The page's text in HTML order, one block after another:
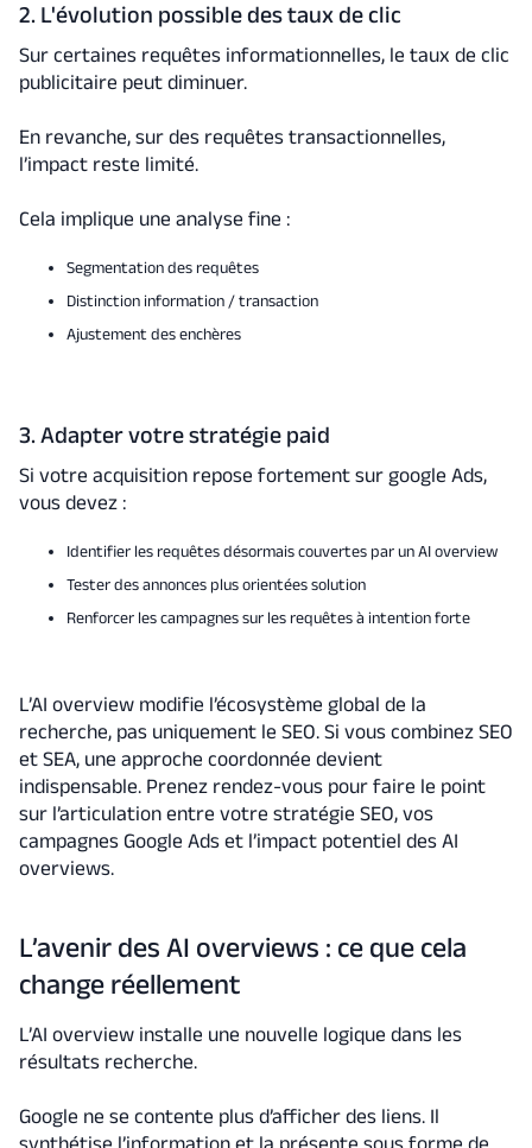
2. L'évolution possible des taux de clic
Sur certaines requêtes informationnelles, le taux de clic
publicitaire peut diminuer.
En revanche, sur des requêtes transactionnelles,
l’impact reste limité.
Cela implique une analyse fine :
Segmentation des requêtes
Distinction information / transaction
Ajustement des enchères
3. Adapter votre stratégie paid
Si votre acquisition repose fortement sur google Ads,
vous devez :
Identifier les requêtes désormais couvertes par un AI overview
Tester des annonces plus orientées solution
Renforcer les campagnes sur les requêtes à intention forte
L’AI overview modifie l’écosystème global de la
recherche, pas uniquement le SEO. Si vous combinez SEO
et SEA, une approche coordonnée devient
indispensable. Prenez rendez-vous pour faire le point
sur l’articulation entre votre stratégie SEO, vos
campagnes Google Ads et l’impact potentiel des AI
overviews.
L’avenir des AI overviews : ce que cela
change réellement
L’AI overview installe une nouvelle logique dans les
résultats recherche.
Google ne se contente plus d’afficher des liens. Il
synthétise l’information et la présente sous forme de